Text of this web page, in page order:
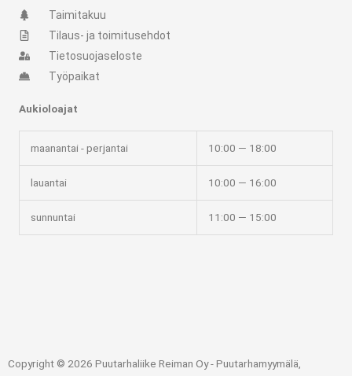
f
Taimitakuu
Tilaus- ja toimitusehdot
Tietosuojaseloste
Työpaikat
Aukioloajat
maanantai - perjantai 10:00 — 18:00
lauantai 10:00 — 16:00
sunnuntai 11:00 — 15:00
Copyright © 2026 Puutarhaliike Reiman Oy - Puutarhamyymälä,